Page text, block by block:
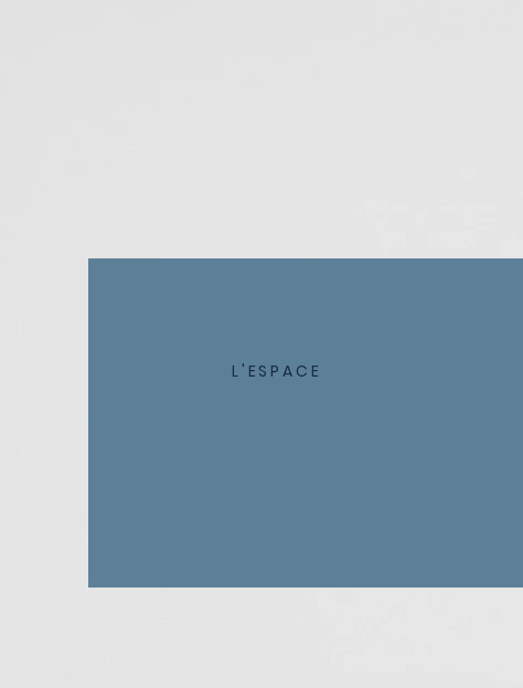
"Je passerai ma vie et j'exercerai
L'ESPACE